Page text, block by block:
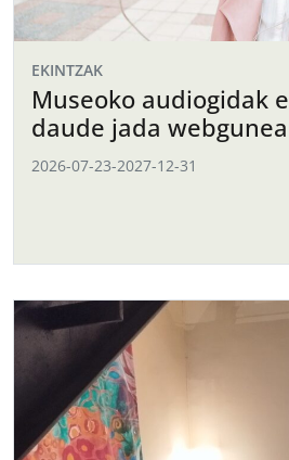
EKINTZAK
Museoko audiogidak
daude jada
2026-07-23-2027-12-31